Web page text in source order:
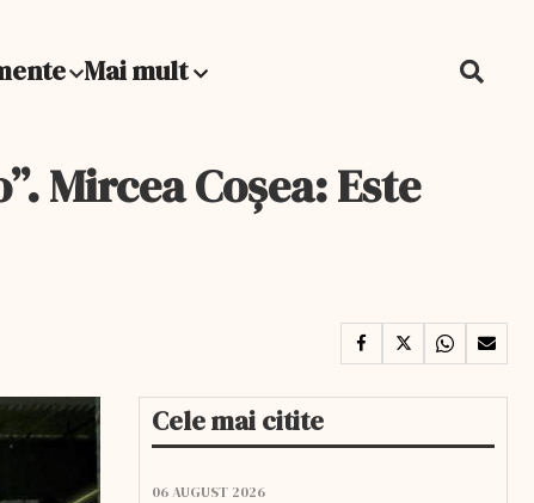
Mai mult
Mircea Coșea: Este
Cele mai citite
06 AUGUST 2026